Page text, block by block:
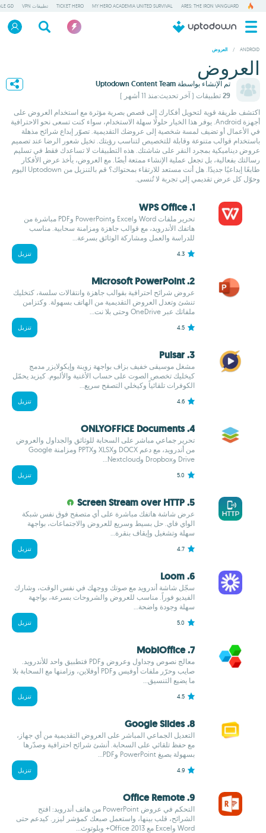
ARES: THE IRON VANGUARD
MY HERO ACADEMIA UNITED SURVIVAL
TICKET HERO تطبيقات VPN GD
ANDROID
/ العروض
العروض
تم الإنشاء بواسطة Uptodown Content Team
29 تطبيقات
( آخر تحديث:منذ 11 أشهر )
اكتشف طريقة قوية لتحويل أفكارك إلى قصص بصرية مؤثرة مع استخدام العروض على
أجهزة Android. يوفر هذا الخيار حلولًا سهلة الاستخدام، سواء كنت تسعى نحو الاحترافية
في الأعمال أو تضيف لمسة شخصية إلى عروضك التقديمية. تصوّر إبداع شرائح مذهلة
باستخدام قوالب متنوعة وقابلة للتخصيص لتناسب رؤيتك. تخيل شعور الرضا عند تصميم
عروض ديناميكية بمجرد النقر على شاشتك. هذه التطبيقات لا تساعدك فقط في تسليم
رسالتك بفعالية، بل تجعل عملية الإنشاء ممتعة أيضًا. مع العروض، يأخذ عرض الأفكار
طابعًا إبداعيًا جديدًا. هل أنت مستعد للارتقاء بمحتواك؟ قم بالتنزيل من Uptodown اليوم
وحوّل كل عرض تقديمي إلى تجربة لا تُنسى.
1. WPS Office
تحرير ملفات Word وExcel وPowerPoint وPDF مباشرة من
هاتفك الأندرويد، مع قوالب جاهزة ومزامنة سحابية. مناسب
للدراسة والعمل ومشاركة الوثائق بسرعة...
4.3 تنزيل
2. Microsoft PowerPoint
عروض شرائح احترافية بقوالب جاهزة وانتقالات سلسة، كتخليك
تنشئ وتعدل العروض التقديمية من الهاتف بسهولة. وكتزامن
ملفاتك عبر OneDrive وحتى بلا نت...
4.5 تنزيل
3. Pulsar
مشغل موسيقى خفيف بزاف بواجهة زوينة وإيكولايزر مدمج
كيخليك تخصص الصوت على حساب الأغنية والألبوم. كيزيد يحمّل
الكوفرات تلقائياً وكيخلي التصفح سريع...
4.6 تنزيل
4. ONLYOFFICE Documents
تحرير جماعي مباشر على السحابة للوثائق والجداول والعروض
من أندرويد، مع دعم DOCX وXLSX وPPTX ومزامنة Google
Drive وDropbox وNextcloud...
5.0 تنزيل
5. Screen Stream over HTTP
عرض شاشة هاتفك مباشرة على أي متصفح فوق نفس شبكة
الواي فاي. حل بسيط وسريع للعروض والاجتماعات، بواجهة
سهلة وتشغيل وإيقاف بنقرة...
4.7 تنزيل
6. Loom
سجّل شاشة أندرويد مع صوتك ووجهك في نفس الوقت، وشارك
الفيديو فوراً. مناسب للعروض والشروحات بسرعة، بواجهة
سهلة وجودة واضحة...
5.0 تنزيل
7. MobiOffice
معالج نصوص وجداول وعروض وPDF فتطبيق واحد للأندرويد.
صايب وحرّر ملفات أوفيس وPDF أوفلاين، وزامنها مع السحابة بلا
ما يضيع التنسيق...
4.5 تنزيل
8. Google Slides
التعديل الجماعي المباشر على العروض التقديمية من أي جهاز،
مع حفظ تلقائي على السحابة. أنشئ شرائح احترافية وصدّرها
بسهولة بصيغ PowerPoint وPDF...
4.9 تنزيل
9. Office Remote
التحكم في عروض PowerPoint من هاتف أندرويد: افتح
الشرائح، قلب بينها، واستعمل صبعك كمؤشر ليزر. كيدعم حتى
Word وExcel مع Office 2013+ وبلوتوث...